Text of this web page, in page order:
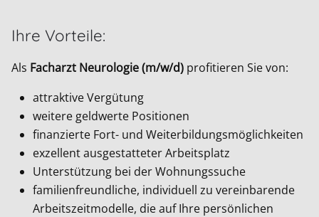
Ihre Vorteile:
Als Facharzt Neurologie (m/w/d) profitieren Sie von:
attraktive Vergütung
weitere geldwerte Positionen
finanzierte Fort- und Weiterbildungsmöglichkeiten
exzellent ausgestatteter Arbeitsplatz
Unterstützung bei der Wohnungssuche
familienfreundliche, individuell zu vereinbarende
Arbeitszeitmodelle, die auf Ihre persönlichen